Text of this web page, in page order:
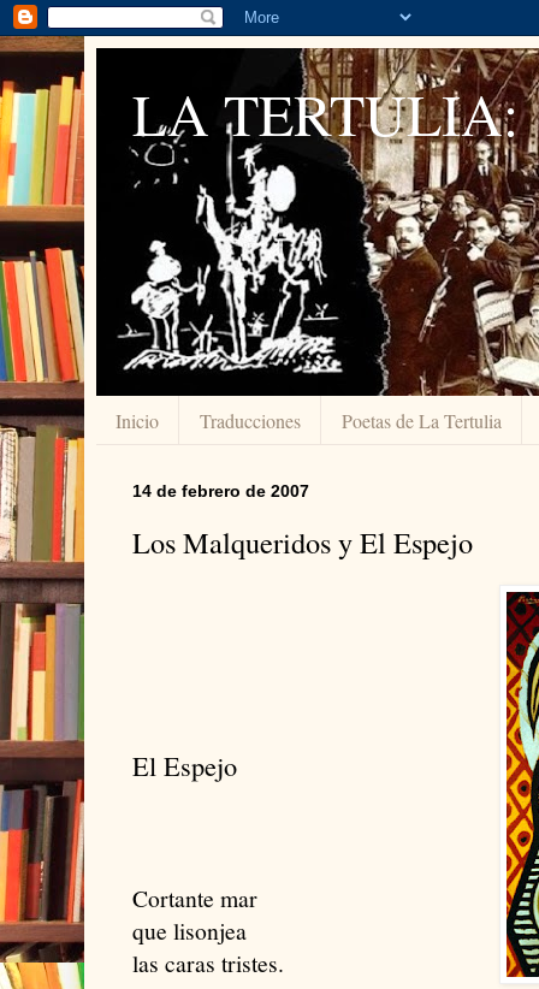
LA TERTULIA:
Inicio Traducciones Poetas de La Tertulia
14 de febrero de 2007
Los Malqueridos y El Espejo
El Espejo
Cortante mar
que lisonjea
las caras tristes.